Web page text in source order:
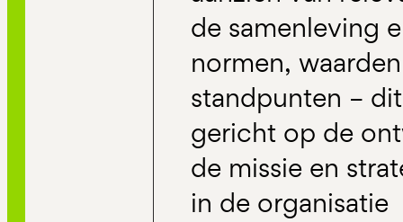
de samenleving
normen,
standpunten –
gericht op de
de missie en
in de organisatie